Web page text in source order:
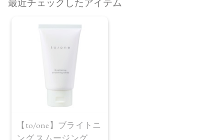
最近チェックしたアイテム
【to/one】ブライトニ